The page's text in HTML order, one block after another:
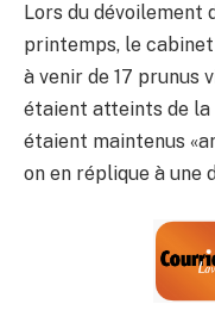
Lors du dévoilement
printemps, le
à venir de 17 prunus
étaient atteints de la
étaient maintenus
on en réplique à une